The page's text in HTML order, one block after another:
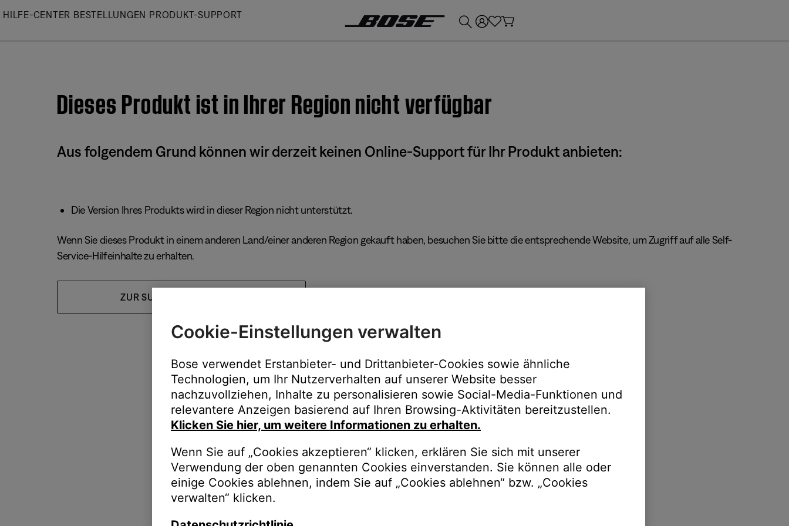
Skip
HILFE-CENTER BESTELLUNGEN PRODUKT-SUPPORT
Dieses Produkt ist in Ihrer Region nicht verfügbar
Aus folgendem Grund können wir derzeit keinen Online-Support für Ihr Produkt anbieten:
Die Version Ihres Produkts wird in dieser Region nicht unterstützt.
Wenn Sie dieses Produkt in einem anderen Land/einer anderen Region gekauft haben, besuchen Sie bitte die entsprechende Website, um Zugriff auf alle Self-
Service-Hilfeinhalte zu erhalten.
ZUR SUPPORT-HOMEPAGE
Cookie-Einstellungen verwalten
Bose verwendet Erstanbieter- und Drittanbieter-Cookies sowie ähnliche
Technologien, um Ihr Nutzerverhalten auf unserer Website besser
nachzuvollziehen, Inhalte zu personalisieren sowie Social-Media-Funktionen und
relevantere Anzeigen basierend auf Ihren Browsing-Aktivitäten bereitzustellen.
Klicken Sie hier, um weitere Informationen zu erhalten.
Wenn Sie auf „Cookies akzeptieren“ klicken, erklären Sie sich mit unserer
Verwendung der oben genannten Cookies einverstanden. Sie können alle oder
einige Cookies ablehnen, indem Sie auf „Cookies ablehnen“ bzw. „Cookies
verwalten“ klicken.